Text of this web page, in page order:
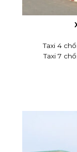
Taxi 4
Taxi 7